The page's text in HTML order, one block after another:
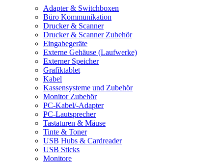
Adapter & Switchboxen
Büro Kommunikation
Drucker & Scanner
Drucker & Scanner Zubehör
Eingabegeräte
Externe Gehäuse (Laufwerke)
Externer Speicher
Grafiktablet
Kabel
Kassensysteme und Zubehör
Monitor Zubehör
PC-Kabel/-Adapter
PC-Lautsprecher
Tastaturen & Mäuse
Tinte & Toner
USB Hubs & Cardreader
USB Sticks
Monitore